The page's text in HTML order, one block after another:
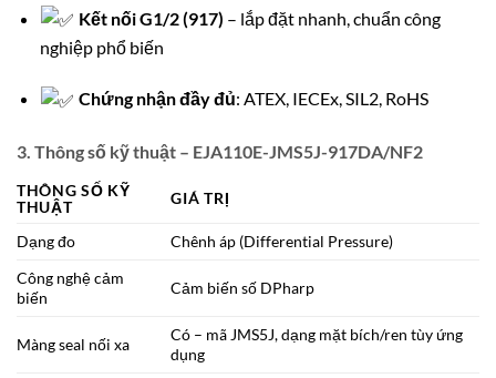
Kết nối G1/2 (917) – lắp đặt nhanh, chuẩn công
nghiệp phổ biến
Chứng nhận đầy đủ: ATEX, IECEx, SIL2, RoHS
3. Thông số kỹ thuật – EJA110E-JMS5J-917DA/NF2
THÔNG SỐ KỸ
THUẬT
GIÁ TRỊ
Dạng đo
Chênh áp (Differential Pressure)
Công nghệ cảm
biến
Cảm biến số DPharp
Màng seal nối xa
Có – mã JMS5J, dạng mặt bích/ren tùy ứng
dụng